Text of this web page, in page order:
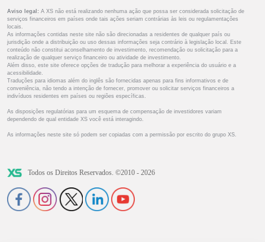
Aviso legal: A XS não está realizando nenhuma ação que possa ser considerada solicitação de
serviços financeiros em países onde tais ações seriam contrárias às leis ou regulamentações
locais.
As informações contidas neste site não são direcionadas a residentes de qualquer país ou
jurisdição onde a distribuição ou uso dessas informações seja contrário à legislação local. Este
conteúdo não constitui aconselhamento de investimento, recomendação ou solicitação para a
realização de qualquer serviço financeiro ou atividade de investimento.
Além disso, este site oferece opções de tradução para melhorar a experiência do usuário e a
acessibilidade.
Traduções para idiomas além do inglês são fornecidas apenas para fins informativos e de
conveniência, não tendo a intenção de fornecer, promover ou solicitar serviços financeiros a
indivíduos residentes em países ou regiões específicas.
As disposições regulatórias para um esquema de compensação de investidores variam
dependendo de qual entidade XS você está interagindo.
As informações neste site só podem ser copiadas com a permissão por escrito do grupo XS.
Todos os Direitos Reservados. ©2010 - 2026